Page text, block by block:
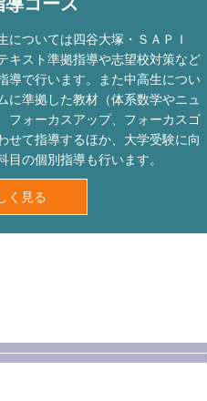
ついては四谷大塚・ＳＡＰＩ
キスト準拠指導や志望校対策など
導で行います。また中高生につい
に準拠した教材（体系数学やニュ
フォーカスアップ、フォーカスゴ
せて指導するほか、大学受験に向
の個別指導も行います。
く見る